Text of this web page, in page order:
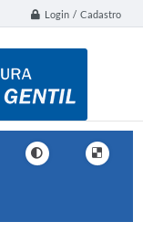
Login / Cadastro